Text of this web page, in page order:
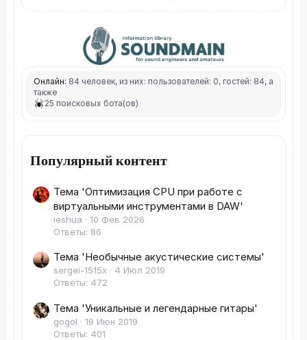
Онлайн: 84 человек, из них: пользователей: 0, гостей: 84, а
также
25 поисковых бота(ов)
Популярный контент
Тема 'Оптимизация CPU при работе с
виртуальными инструментами в DAW'
ieshua
10 Фев 2026
Ответы: 86
Тема 'Необычные акустические системы'
sergei-1515x
4 Июл 2019
Ответы: 472
Тема 'Уникальные и легендарные гитары'
gogol
19 Июн 2019
Ответы: 401